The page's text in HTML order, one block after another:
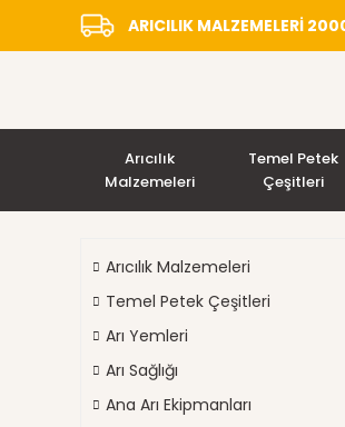
ARICILIK MALZEMELERİ
Arıcılık
Malzemeleri
Temel Petek
Çeşitleri
Arıcılık Malzemeleri
Temel Petek Çeşitleri
Arı Yemleri
Arı Sağlığı
Ana Arı Ekipmanları